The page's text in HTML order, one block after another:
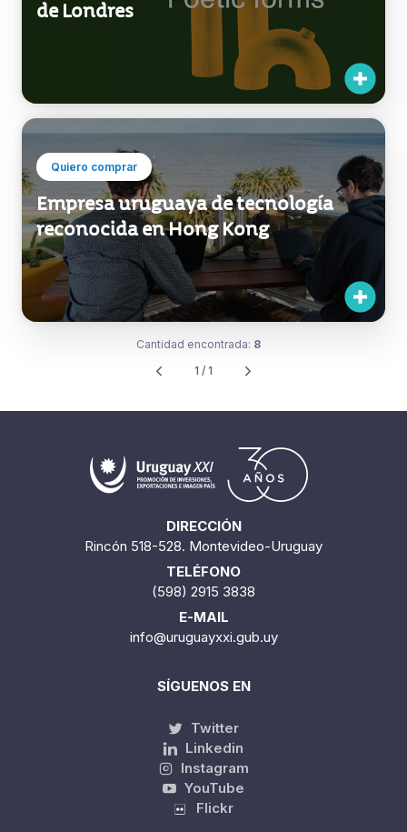
de Londres
Quiero comprar
Empresa uruguaya de tecnología
reconocida en Hong Kong
Cantidad encontrada: 8
1 / 1
DIRECCIÓN
Rincón 518-528. Montevideo-Uruguay
TELÉFONO
(598) 2915 3838
E-MAIL
info@uruguayxxi.gub.uy
SÍGUENOS EN
Twitter
Linkedin
Instagram
YouTube
Flickr